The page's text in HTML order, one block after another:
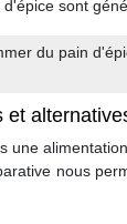
sont
du pain
et
une
nous